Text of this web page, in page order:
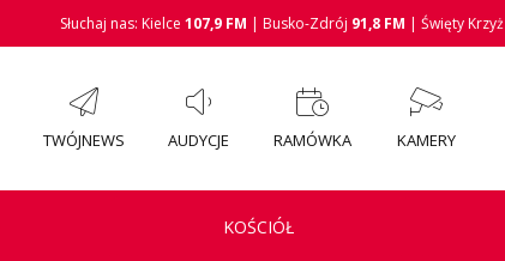
Słuchaj nas: Kielce 107,9 FM | Busko-Zdrój 91,8 FM | Święty Krzyż
TWÓJNEWS AUDYCJE RAMÓWKA KAMERY
KOŚCIÓŁ